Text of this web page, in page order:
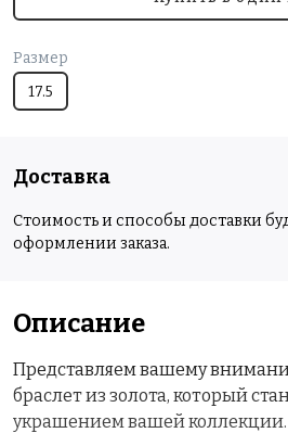
Размер
17.5
Доставка
Стоимость и способы доставки
оформлении заказа.
Описание
Представляем вашему
браслет из золота, который
украшением вашей